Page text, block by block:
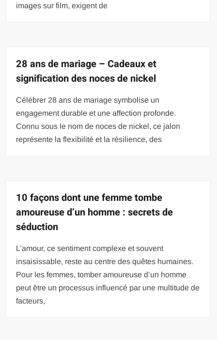
images sur film, exigent de
28 ans de mariage – Cadeaux et
signification des noces de nickel
Célébrer 28 ans de mariage symbolise un
engagement durable et une affection profonde.
Connu sous le nom de noces de nickel, ce jalon
représente la flexibilité et la résilience, des
10 façons dont une femme tombe
amoureuse d’un homme : secrets de
séduction
L’amour, ce sentiment complexe et souvent
insaisissable, reste au centre des quêtes humaines.
Pour les femmes, tomber amoureuse d’un homme
peut être un processus influencé par une multitude de
facteurs,